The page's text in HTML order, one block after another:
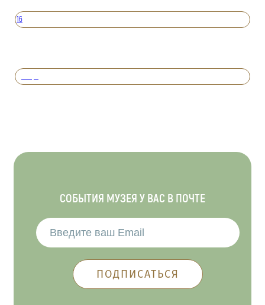
16
СОБЫТИЯ МУЗЕЯ У ВАС В ПОЧТЕ